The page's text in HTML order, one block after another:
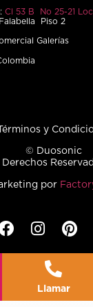
Cl 53 B No 25-21
Piso 2
Galerías
Términos y
© Duosonic
Derechos
por
Llamar